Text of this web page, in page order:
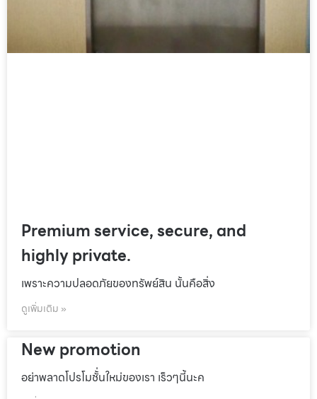
Premium service, secure, and
highly private.
เพราะความปลอดภัยของทรัพย์สิน นั้นคือสิ่ง
ดูเพิ่มเติม »
New promotion
อย่าพลาดโปรโมชั้่นใหม่ของเรา เร็วๆนี้นะค